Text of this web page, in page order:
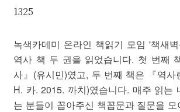
1325
녹색카데미 온라인 책읽기 모임 '책새
역사 책 두 권을 읽었습니다. 첫 번째
사』(유시민)였고, 두 번째 책은 『역사
H. 카. 2015. 까치)였습니다. 매주 읽는
는 분들이 꼽아주신 책꼽문과 질문을